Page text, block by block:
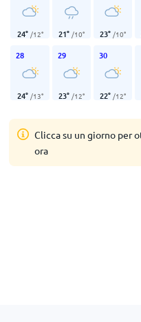
24° /12° 21° /10° 23° /10°
28
24° /13°
29
23° /12°
30
22° /12°
Clicca su un giorno per
ora